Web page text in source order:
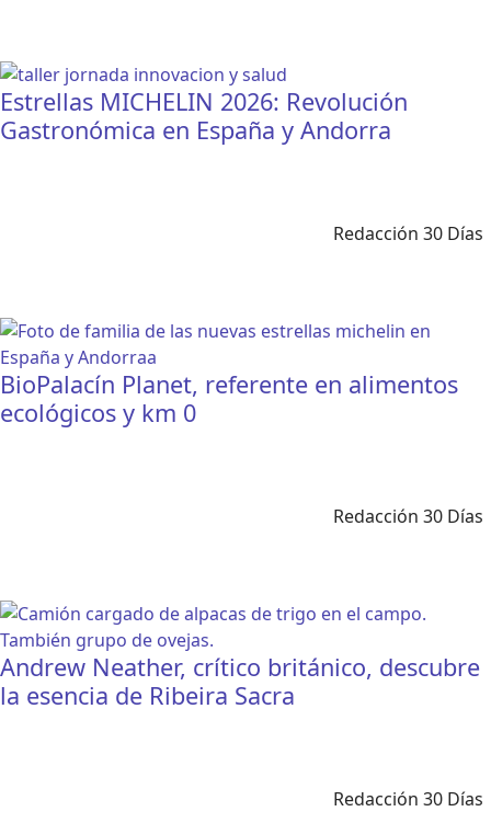
Estrellas MICHELIN 2026: Revolución
Gastronómica en España y Andorra
Redacción 30 Días
BioPalacín Planet, referente en alimentos
ecológicos y km 0
Redacción 30 Días
Andrew Neather, crítico británico, descubre
la esencia de Ribeira Sacra
Redacción 30 Días